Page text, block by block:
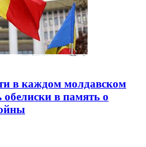
в каждом молдавском
обелиски в память о